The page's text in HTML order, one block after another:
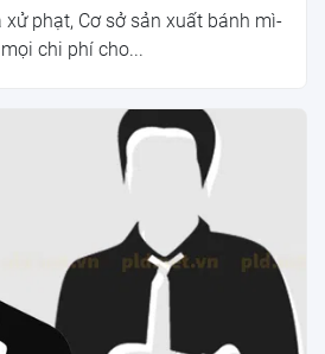
phạt, Cơ sở sản xuất bánh mì-
chi phí cho...